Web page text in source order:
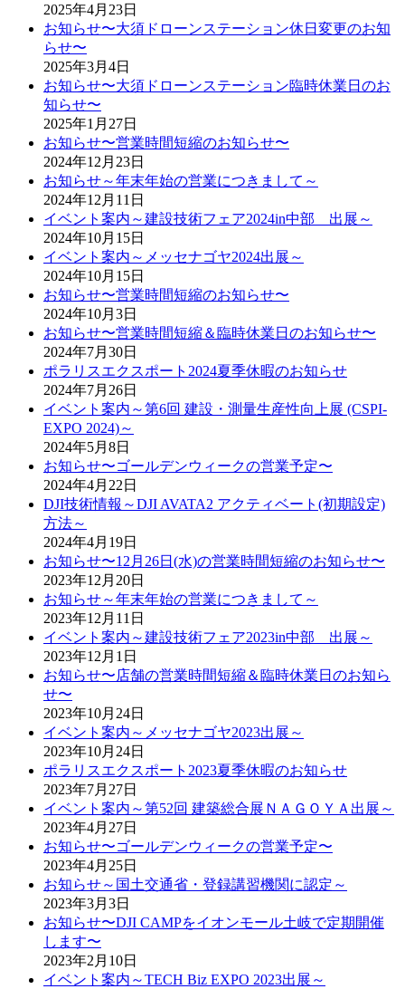
2025年4月23日
お知らせ〜大須ドローンステーション休日変更のお知
らせ〜
2025年3月4日
お知らせ〜大須ドローンステーション臨時休業日のお
知らせ〜
2025年1月27日
お知らせ〜営業時間短縮のお知らせ〜
2024年12月23日
お知らせ～年末年始の営業につきまして～
2024年12月11日
イベント案内～建設技術フェア2024in中部 出展～
2024年10月15日
イベント案内～メッセナゴヤ2024出展～
2024年10月15日
お知らせ〜営業時間短縮のお知らせ〜
2024年10月3日
お知らせ〜営業時間短縮＆臨時休業日のお知らせ〜
2024年7月30日
ポラリスエクスポート2024夏季休暇のお知らせ
2024年7月26日
イベント案内～第6回 建設・測量生産性向上展 (CSPI-
EXPO 2024)～
2024年5月8日
お知らせ〜ゴールデンウィークの営業予定〜
2024年4月22日
DJI技術情報～DJI AVATA2 アクティベート(初期設定)
方法～
2024年4月19日
お知らせ〜12月26日(水)の営業時間短縮のお知らせ〜
2023年12月20日
お知らせ～年末年始の営業につきまして～
2023年12月11日
イベント案内～建設技術フェア2023in中部 出展～
2023年12月1日
お知らせ〜店舗の営業時間短縮＆臨時休業日のお知ら
せ〜
2023年10月24日
イベント案内～メッセナゴヤ2023出展～
2023年10月24日
ポラリスエクスポート2023夏季休暇のお知らせ
2023年7月27日
イベント案内～第52回 建築総合展ＮＡＧＯＹＡ出展～
2023年4月27日
お知らせ〜ゴールデンウィークの営業予定〜
2023年4月25日
お知らせ～国土交通省・登録講習機関に認定～
2023年3月3日
お知らせ〜DJI CAMPをイオンモール土岐で定期開催
します〜
2023年2月10日
イベント案内～TECH Biz EXPO 2023出展～